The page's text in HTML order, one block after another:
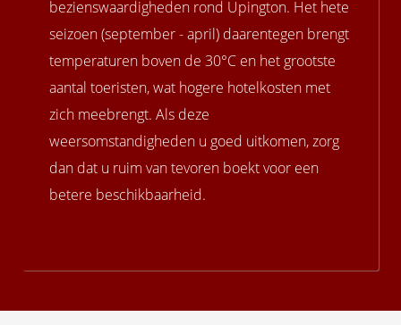
bezienswaardigheden rond Upington. Het hete
seizoen (september - april) daarentegen brengt
temperaturen boven de 30°C en het grootste
aantal toeristen, wat hogere hotelkosten met
zich meebrengt. Als deze
weersomstandigheden u goed uitkomen, zorg
dan dat u ruim van tevoren boekt voor een
betere beschikbaarheid.